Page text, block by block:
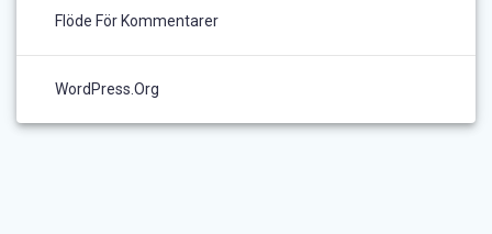
Flöde För Kommentarer
WordPress.org